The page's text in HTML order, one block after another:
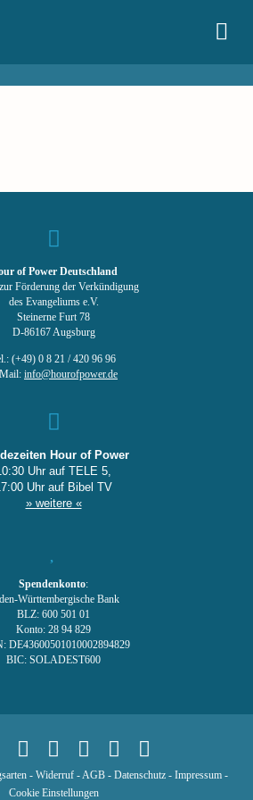
of Power Deutschland
Förderung der Verkündigung
des Evangeliums e.V.
Steinerne Furt 78
D-86167 Augsburg
(+49) 0 8 21 / 420 96 96
info@hourofpower.de
Hour of Power
Uhr auf TELE 5,
Uhr auf Bibel TV
» weitere «
Spendenkonto:
Württembergische Bank
BLZ: 600 501 01
Konto: 28 94 829
DE43600501010002894829
BIC: SOLADEST600
- Widerruf-AGB- Datenschutz- Impressum-
Cookie Einstellungen